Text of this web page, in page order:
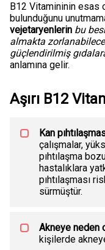
B12 Vitamininin esas
bulunduğunu
vejetaryenlerin bu
almakta
güçlendirilmiş
anlamına gelir.
Aşırı B12
Kan
çalışmalar,
pıhtılaşma
hastalıklara
pıhtılaşması
sürmüştür.
Akneye neden
kişilerde